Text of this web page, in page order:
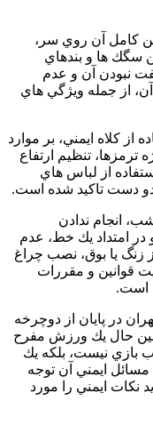
كامل آن روي سر،
سگك ها و بندهاي
نبودن آن و عدم
از جمله ويژگي هاي
كلاه ايمني، بر موارد
ترمزها، تنظيم ارتفاع
از لباس هاي
دو دست تاكيد شده است.
انجام ندادن
امتداد يك خط، عدم
زنگ يا بوق، نصب چراغ
قوانين و مقررات
است.
در پايان از دوچرخه
عين حال يك ورزش مفرح
بازي نيست، بلكه يك
مسائل ايمني آن توجه
نكات ايمني را مورد